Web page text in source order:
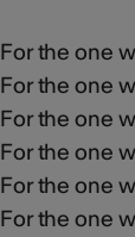
For the one
For the one
For the one
For the one
For the one
For the one